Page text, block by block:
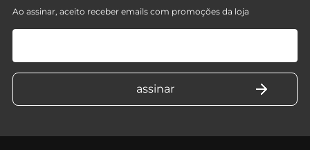
Ao assinar, aceito receber emails com promoções da loja